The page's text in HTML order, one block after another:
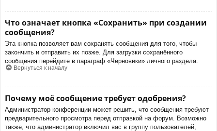
Что означает кнопка «Сохранить» при создании
сообщения?
Эта кнопка позволяет вам сохранять сообщения для того, чтобы
закончить и отправить их позже. Для загрузки сохранённого
сообщения перейдите в параграф «Черновики» личного раздела.
Вернуться к началу
Почему моё сообщение требует одобрения?
Администратор конференции может решить, что сообщения требуют
предварительного просмотра перед отправкой на форум. Возможно
также, что администратор включил вас в группу пользователей,